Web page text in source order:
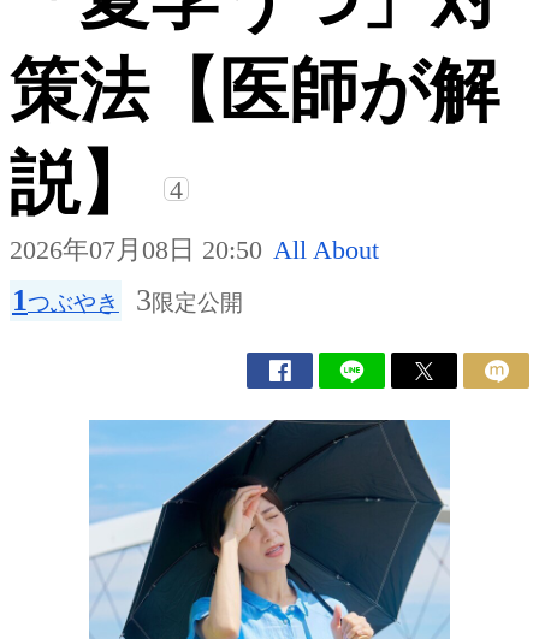
策法【医師が解
説】
4
2026年07月08日 20:50 All About
1つぶやき 3限定公開